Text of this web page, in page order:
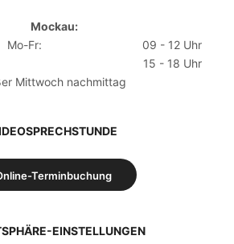
Mockau:
Mo-Fr:
09 - 12 Uhr
15 - 18 Uhr
Mittwoch nachmittag
Terminbuchung
EINSTELLUNGEN